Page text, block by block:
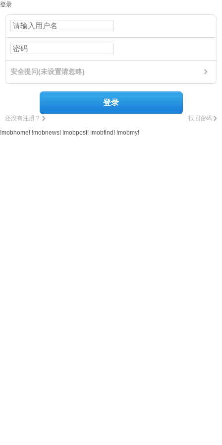
登录
安全提问(未设置请忽略)
登录
找回密码
还没有注册？
!mobhome! !mobnews! !mobpost! !mobfind! !mobmy!